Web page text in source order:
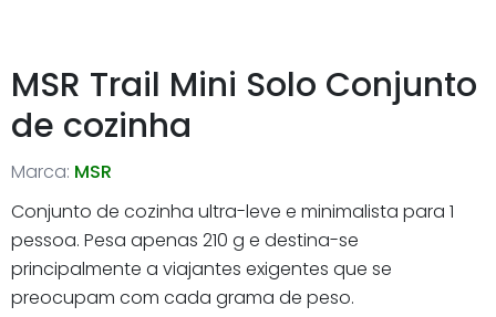
MSR Trail Mini Solo Conjunto
de cozinha
Marca: MSR
Conjunto de cozinha ultra-leve e minimalista para 1
pessoa. Pesa apenas 210 g e destina-se
principalmente a viajantes exigentes que se
preocupam com cada grama de peso.